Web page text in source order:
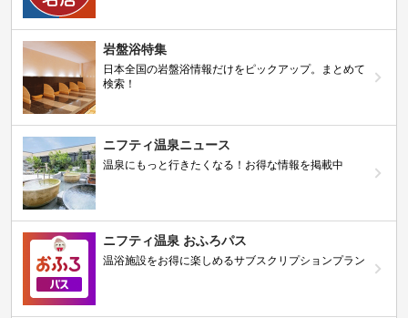
岩盤浴特集
日本全国の岩盤浴情報だけをピックアップ。まとめて
検索！
ニフティ温泉ニュース
温泉にもっと行きたくなる！お得な情報を掲載中
ニフティ温泉 おふろパス
温浴施設をお得に楽しめるサブスクリプションプラン